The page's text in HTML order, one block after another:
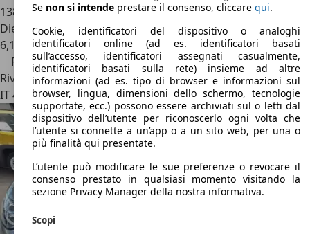
138.000 km
Diesel
6,1 l/100 km (comb.)
Prezzo ribassato
Rivenditore
IT 46030Pomponesco - Mn
Se non si intende prestare il consenso, cliccare qui.
Cookie, identificatori del dispositivo o analoghi
identificatori online (ad es. identificatori basati
sull’accesso, identificatori assegnati casualmente,
identificatori basati sulla rete) insieme ad altre
informazioni (ad es. tipo di browser e informazioni sul
browser, lingua, dimensioni dello schermo, tecnologie
supportate, ecc.) possono essere archiviati sul o letti dal
dispositivo dell’utente per riconoscerlo ogni volta che
l’utente si connette a un’app o a un sito web, per una o
più finalità qui presentate.
L’utente può modificare le sue preferenze o revocare il
consenso prestato in qualsiasi momento visitando la
sezione Privacy Manager della nostra informativa.
Scopi